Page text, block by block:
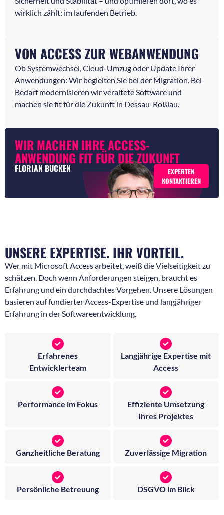
wirklich zählt: im laufenden Betrieb.
VON ACCESS ZUR WEBANWENDUNG
Ob Systemwechsel, Cloud-Umzug oder Update Ihrer
Anwendungen: Wir begleiten Sie bei der Migration. Bei
Bedarf modernisieren wir veraltete Software und
machen sie fit für die Zukunft in Dessau-Roßlau.
WIR MACHEN IHRE ACCESS-
ANWENDUNG FIT FÜR DIE ZUKUNFT
FLORIAN BUCKEN
EXPERTEN
KONTAKTIEREN
UNSERE EXPERTISE. IHR VORTEIL.
Wer mit Microsoft Access arbeitet, weiß die Vielseitigkeit zu
schätzen. Doch wenn Anforderungen steigen, braucht es
Erfahrung und ein durchdachtes Vorgehen. Unsere Lösungen
basieren auf fundierter Access-Expertise und langjähriger
Erfahrung in der Softwareentwicklung.
Erfahrenes
Entwicklerteam
Langjährige Expertise mit
Access
Performance im Fokus
Effiziente Umsetzung
Ihres Projektes
Ganzheitliche Beratung Zuverlässige Migration
Persönliche Betreuung DSGVO im Blick